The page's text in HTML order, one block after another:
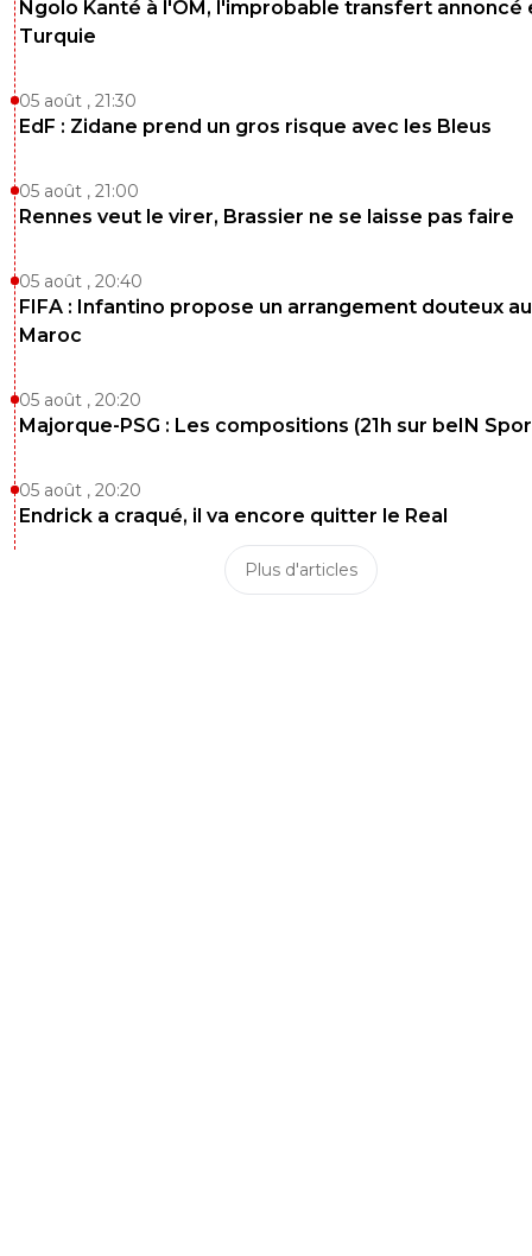
Ngolo Kanté à l'OM, l'improbable transfert annoncé
Turquie
05 août , 21:30
EdF : Zidane prend un gros risque avec les Bleus
05 août , 21:00
Rennes veut le virer, Brassier ne se laisse pas faire
05 août , 20:40
FIFA : Infantino propose un arrangement douteux au
Maroc
05 août , 20:20
Majorque-PSG : Les compositions (21h sur beIN
05 août , 20:20
Endrick a craqué, il va encore quitter le Real
Plus d'articles